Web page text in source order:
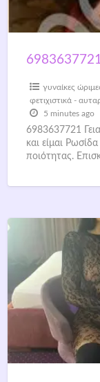
γυναίκες
φετιχιστικά -
5 minutes ago
6983637721
και είμαι
ποιότητας.